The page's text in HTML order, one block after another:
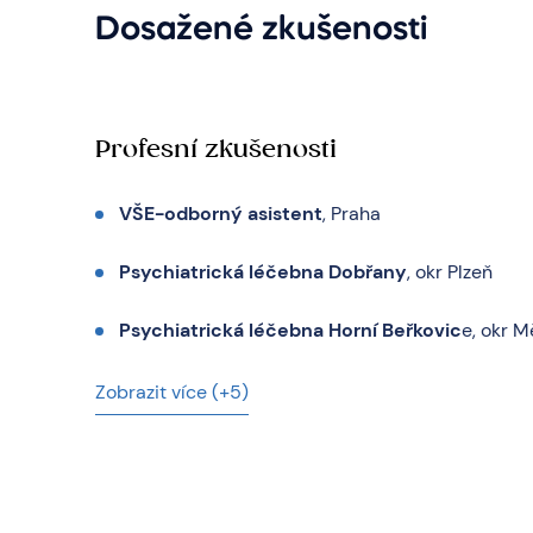
Dosažené zkušenosti
Profesní zkušenosti
VŠE-odborný asistent, Praha
Psychiatrická léčebna Dobřany, okr Plzeň
Psychiatrická léčebna Horní Beřkovice, okr
Zobrazit více (+5)